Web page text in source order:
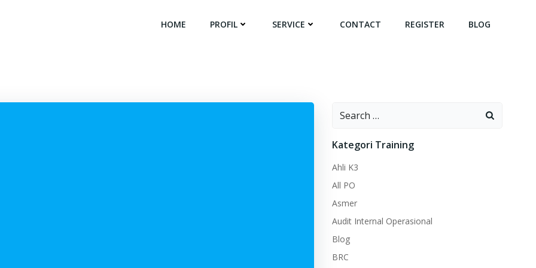
HOME PROFIL SERVICE CONTACT REGISTER BLOG
Search
Kategori Training
Ahli K3
All PO
Asmer
Audit Internal Operasional
Blog
BRC